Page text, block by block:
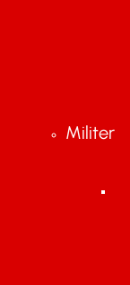
Militer